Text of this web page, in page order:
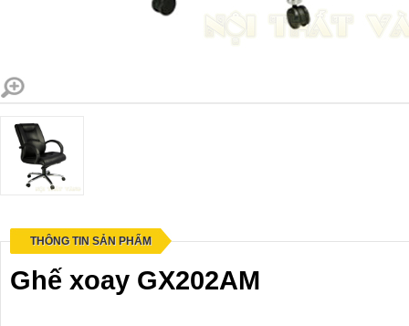
THÔNG TIN SẢN PHẨM
Ghế xoay GX202AM